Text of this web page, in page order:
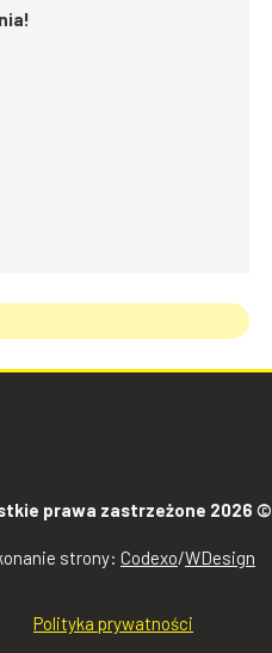
prawa zastrzeżone 2026 ©
strony: Codexo/WDesign
Polityka prywatności